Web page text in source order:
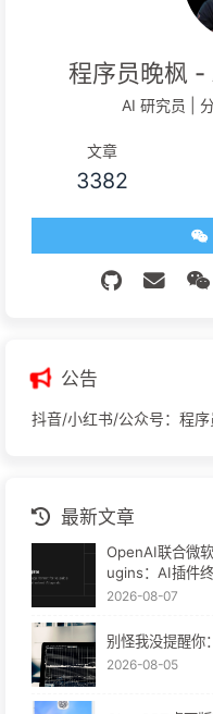
程序员晚枫
AI 研究员 |
文章
3382
公告
抖音/小红书/公众号：程序
最新文章
OpenAI联合微
ugins：AI插件
2026-08-07
别怪我没提醒你
2026-08-05